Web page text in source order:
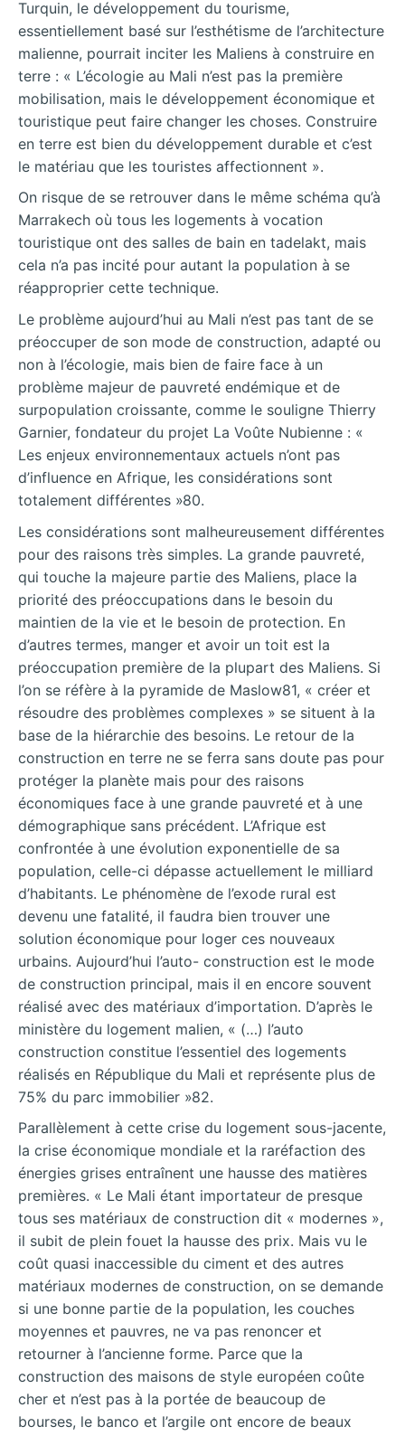
Turquin, le développement du tourisme,
essentiellement basé sur l’esthétisme de l’architecture
malienne, pourrait inciter les Maliens à construire en
terre : « L’écologie au Mali n’est pas la première
mobilisation, mais le développement économique et
touristique peut faire changer les choses. Construire
en terre est bien du développement durable et c’est
le matériau que les touristes affectionnent ».
On risque de se retrouver dans le même schéma qu’à
Marrakech où tous les logements à vocation
touristique ont des salles de bain en tadelakt, mais
cela n’a pas incité pour autant la population à se
réapproprier cette technique.
Le problème aujourd’hui au Mali n’est pas tant de se
préoccuper de son mode de construction, adapté ou
non à l’écologie, mais bien de faire face à un
problème majeur de pauvreté endémique et de
surpopulation croissante, comme le souligne Thierry
Garnier, fondateur du projet La Voûte Nubienne : «
Les enjeux environnementaux actuels n’ont pas
d’influence en Afrique, les considérations sont
totalement différentes »80.
Les considérations sont malheureusement différentes
pour des raisons très simples. La grande pauvreté,
qui touche la majeure partie des Maliens, place la
priorité des préoccupations dans le besoin du
maintien de la vie et le besoin de protection. En
d’autres termes, manger et avoir un toit est la
préoccupation première de la plupart des Maliens. Si
l’on se réfère à la pyramide de Maslow81, « créer et
résoudre des problèmes complexes » se situent à la
base de la hiérarchie des besoins. Le retour de la
construction en terre ne se ferra sans doute pas pour
protéger la planète mais pour des raisons
économiques face à une grande pauvreté et à une
démographique sans précédent. L’Afrique est
confrontée à une évolution exponentielle de sa
population, celle-ci dépasse actuellement le milliard
d’habitants. Le phénomène de l’exode rural est
devenu une fatalité, il faudra bien trouver une
solution économique pour loger ces nouveaux
urbains. Aujourd’hui l’auto- construction est le mode
de construction principal, mais il en encore souvent
réalisé avec des matériaux d’importation. D’après le
ministère du logement malien, « (…) l’auto
construction constitue l’essentiel des logements
réalisés en République du Mali et représente plus de
75% du parc immobilier »82.
Parallèlement à cette crise du logement sous-jacente,
la crise économique mondiale et la raréfaction des
énergies grises entraînent une hausse des matières
premières. « Le Mali étant importateur de presque
tous ses matériaux de construction dit « modernes »,
il subit de plein fouet la hausse des prix. Mais vu le
coût quasi inaccessible du ciment et des autres
matériaux modernes de construction, on se demande
si une bonne partie de la population, les couches
moyennes et pauvres, ne va pas renoncer et
retourner à l’ancienne forme. Parce que la
construction des maisons de style européen coûte
cher et n’est pas à la portée de beaucoup de
bourses, le banco et l’argile ont encore de beaux